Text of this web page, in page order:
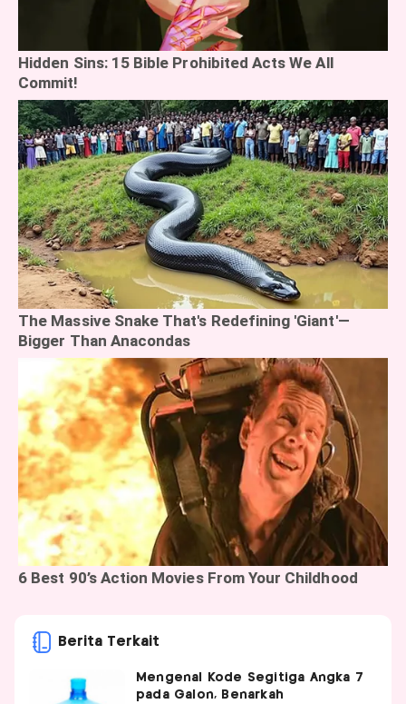
Berita Terkait
Mengenal Kode Segitiga Angka 7
pada Galon, Benarkah